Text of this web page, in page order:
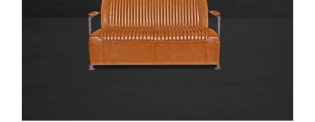
können
auf
der
Produktseite
gewählt